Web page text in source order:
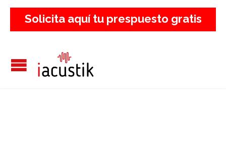
Solicita aquí tu prespuesto gratis